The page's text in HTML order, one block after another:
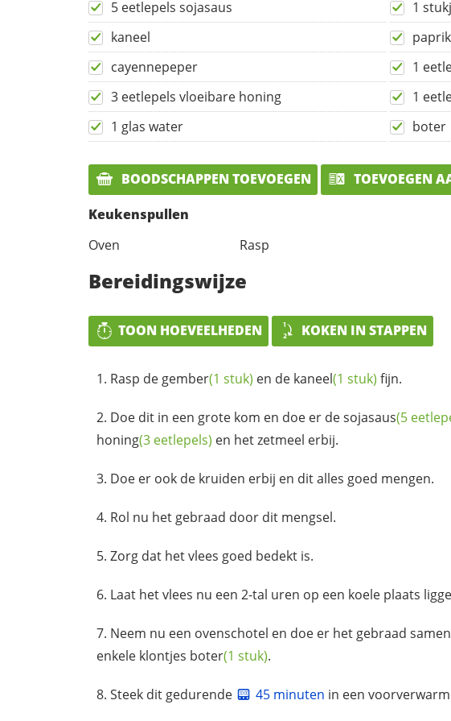
5 eetlepels sojasaus
1
kaneel
cayennepeper
1
3 eetlepels vloeibare honing
1
1 glas water
boter
BOODSCHAPPEN TOEVOEGEN
TOEVOEGEN
Keukenspullen
Oven
Rasp
Bereidingswijze
TOON HOEVEELHEDEN KOKEN IN STAPPEN
Rasp de gember(1 stuk) en de kaneel(1 stuk) fijn.
Doe dit in een grote kom en doe er desojasaus(5
honing(3 eetlepels) en het zetmeel erbij.
Doe er ook de kruiden erbij en dit alles goed mengen.
Rol nu het gebraad door dit mengsel.
Zorg dat het vlees goed bedekt is.
Laat het vlees nu een 2-tal uren op een koele plaats
Neem nu een ovenschotel en doe er het gebraad
enkele klontjes boter(1 stuk).
Steek dit gedurende 45 minuten in een